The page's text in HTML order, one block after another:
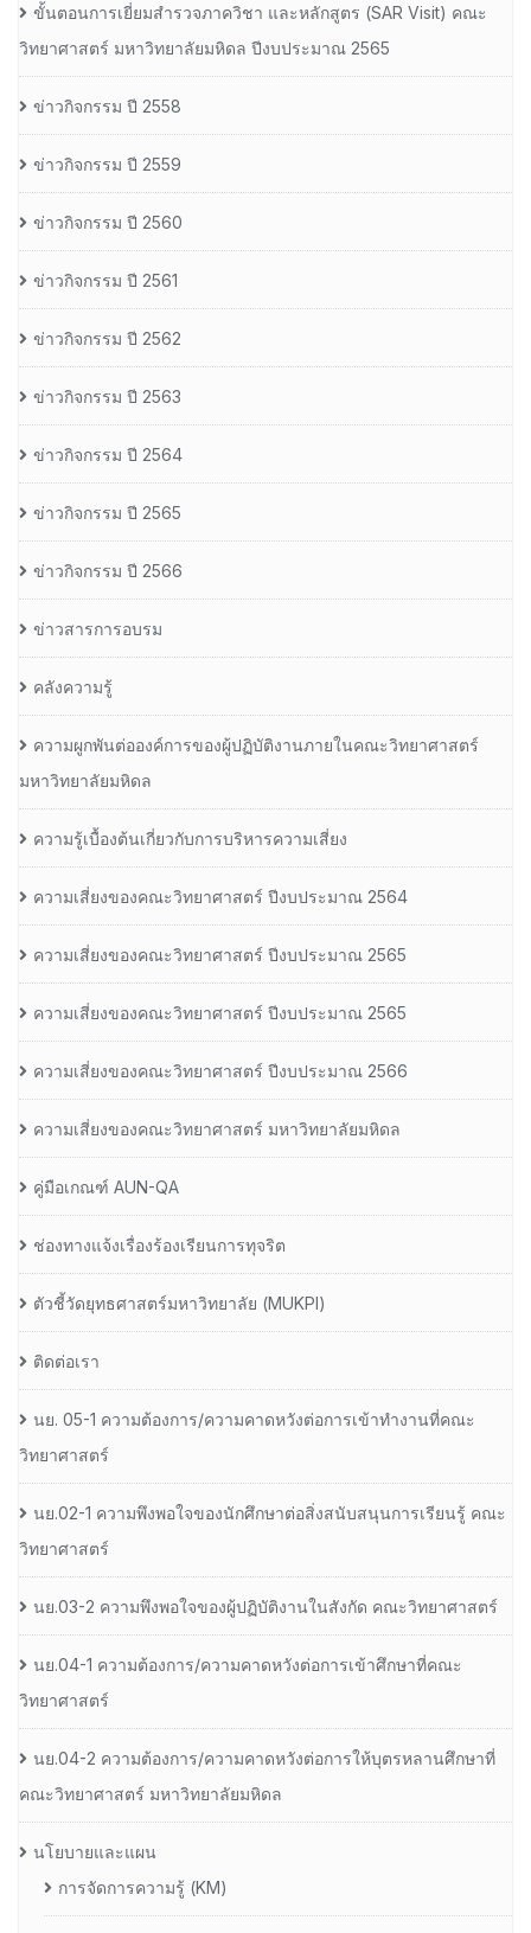
ขั้นตอนการเยี่ยมสำรวจภาควิชา และหลักสูตร (SAR Visit) คณะ
วิทยาศาสตร์ มหาวิทยาลัยมหิดล ปีงบประมาณ 2565
ข่าวกิจกรรม ปี 2558
ข่าวกิจกรรม ปี 2559
ข่าวกิจกรรม ปี 2560
ข่าวกิจกรรม ปี 2561
ข่าวกิจกรรม ปี 2562
ข่าวกิจกรรม ปี 2563
ข่าวกิจกรรม ปี 2564
ข่าวกิจกรรม ปี 2565
ข่าวกิจกรรม ปี 2566
ข่าวสารการอบรม
คลังความรู้
ความผูกพันต่อองค์การของผู้ปฏิบัติงานภายในคณะวิทยาศาสตร์
มหาวิทยาลัยมหิดล
ความรู้เบื้องต้นเกี่ยวกับการบริหารความเสี่ยง
ความเสี่ยงของคณะวิทยาศาสตร์ ปีงบประมาณ 2564
ความเสี่ยงของคณะวิทยาศาสตร์ ปีงบประมาณ 2565
ความเสี่ยงของคณะวิทยาศาสตร์ ปีงบประมาณ 2565
ความเสี่ยงของคณะวิทยาศาสตร์ ปีงบประมาณ 2566
ความเสี่ยงของคณะวิทยาศาสตร์ มหาวิทยาลัยมหิดล
คู่มือเกณฑ์ AUN-QA
ช่องทางแจ้งเรื่องร้องเรียนการทุจริต
ตัวชี้วัดยุทธศาสตร์มหาวิทยาลัย (MUKPI)
ติดต่อเรา
นย. 05-1 ความต้องการ/ความคาดหวังต่อการเข้าทำงานที่คณะ
วิทยาศาสตร์
นย.02-1 ความพึงพอใจของนักศึกษาต่อสิ่งสนับสนุนการเรียนรู้ คณะ
วิทยาศาสตร์
นย.03-2 ความพึงพอใจของผู้ปฏิบัติงานในสังกัด คณะวิทยาศาสตร์
นย.04-1 ความต้องการ/ความคาดหวังต่อการเข้าศึกษาที่คณะ
วิทยาศาสตร์
นย.04-2 ความต้องการ/ความคาดหวังต่อการให้บุตรหลานศึกษาที่
คณะวิทยาศาสตร์ มหาวิทยาลัยมหิดล
นโยบายและแผน
การจัดการความรู้ (KM)